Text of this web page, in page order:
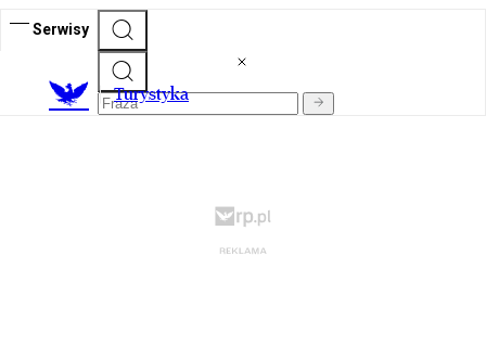
Serwisy
Turystyka